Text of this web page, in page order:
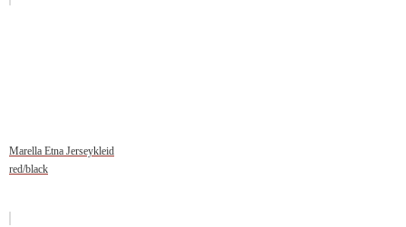
Marella Etna Jerseykleid
red/black